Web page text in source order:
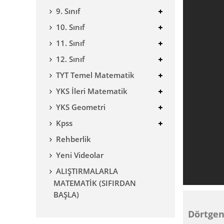
9. Sınıf
10. Sınıf
11. Sınıf
12. Sınıf
TYT Temel Matematik
YKS İleri Matematik
YKS Geometri
Kpss
Rehberlik
Yeni Videolar
ALIŞTIRMALARLA
MATEMATİK (SIFIRDAN
BAŞLA)